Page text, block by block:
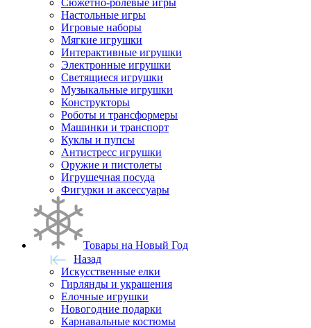
Сюжетно-ролевые игры
Настольные игры
Игровые наборы
Мягкие игрушки
Интерактивные игрушки
Электронные игрушки
Светящиеся игрушки
Музыкальные игрушки
Конструкторы
Роботы и трансформеры
Машинки и транспорт
Куклы и пупсы
Антистресс игрушки
Оружие и пистолеты
Игрушечная посуда
Фигурки и аксессуары
Товары на Новый Год
Назад
Искусственные елки
Гирлянды и украшения
Елочные игрушки
Новогодние подарки
Карнавальные костюмы